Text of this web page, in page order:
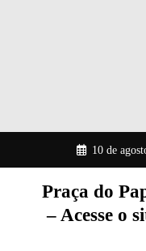
o
10 de
Praça do
– Acesse o